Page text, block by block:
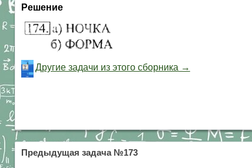
Решение
Другие задачи из этого сборника →
Предыдущая задача №173